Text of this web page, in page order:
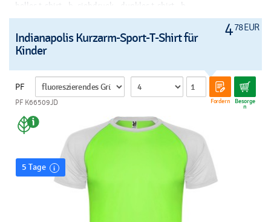
helles t-shirt - b, siebdruck - dunkles t-shirt - b
478 EUR
Indianapolis Kurzarm-Sport-T-Shirt für
Kinder
PF
Fordern Besorge
n
PF K66509JD
5 Tage